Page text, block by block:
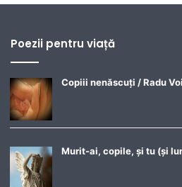
Poezii pentru viață
Copiii nenăscuți / Radu
Murit-ai, copile, și tu (și